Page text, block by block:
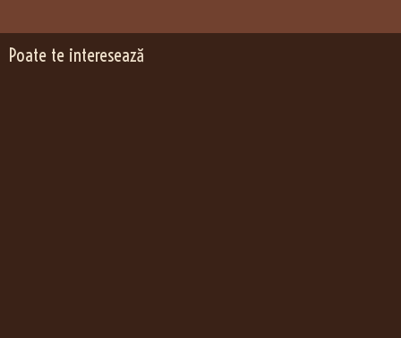
Poate te interesează